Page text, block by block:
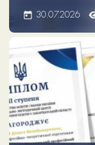
30.07.2026